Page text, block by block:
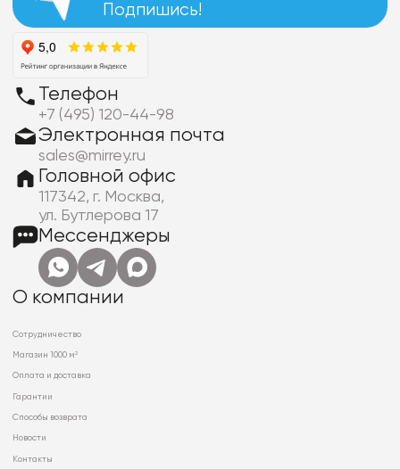
Подпишись!
Телефон
+7 (495) 120-44-98
Электронная почта
sales@mirrey.ru
Головной офис
117342, г. Москва,
ул. Бутлерова 17
Мессенджеры
О компании
Сотрудничество
Магазин 1000 м²
Оплата и доставка
Гарантии
Способы возврата
Новости
Контакты